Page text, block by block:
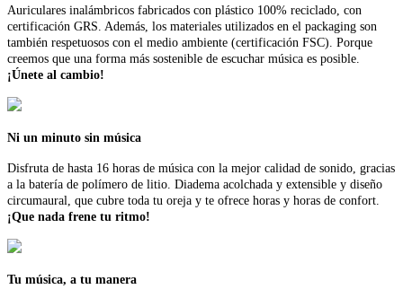
Auriculares inalámbricos fabricados con plástico 100% reciclado, con
certificación GRS. Además, los materiales utilizados en el packaging son
también respetuosos con el medio ambiente (certificación FSC). Porque
creemos que una forma más sostenible de escuchar música es posible.
¡Únete al cambio!
Ni un minuto sin música
Disfruta de hasta 16 horas de música con la mejor calidad de sonido, gracias
a la batería de polímero de litio. Diadema acolchada y extensible y diseño
circumaural, que cubre toda tu oreja y te ofrece horas y horas de confort.
¡Que nada frene tu ritmo!
Tu música, a tu manera